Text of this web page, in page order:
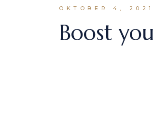
OKTOBER 4, 2021
Boost